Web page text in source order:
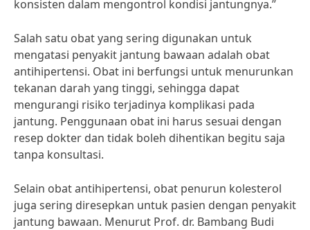
konsisten dalam mengontrol kondisi jantungnya.”
Salah satu obat yang sering digunakan untuk
mengatasi penyakit jantung bawaan adalah obat
antihipertensi. Obat ini berfungsi untuk menurunkan
tekanan darah yang tinggi, sehingga dapat
mengurangi risiko terjadinya komplikasi pada
jantung. Penggunaan obat ini harus sesuai dengan
resep dokter dan tidak boleh dihentikan begitu saja
tanpa konsultasi.
Selain obat antihipertensi, obat penurun kolesterol
juga sering diresepkan untuk pasien dengan penyakit
jantung bawaan. Menurut Prof. dr. Bambang Budi